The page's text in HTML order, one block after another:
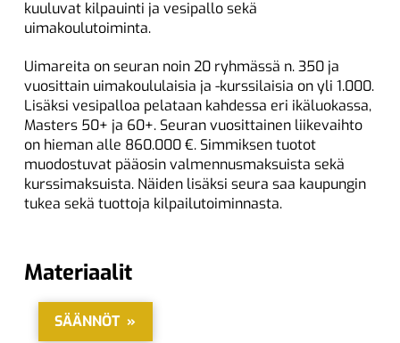
kuuluvat kilpauinti ja vesipallo sekä
uimakoulutoiminta.
Uimareita on seuran noin 20 ryhmässä n. 350 ja
vuosittain uimakoululaisia ja -kurssilaisia on yli 1.000.
Lisäksi vesipalloa pelataan kahdessa eri ikäluokassa,
Masters 50+ ja 60+. Seuran vuosittainen liikevaihto
on hieman alle 860.000 €. Simmiksen tuotot
muodostuvat pääosin valmennusmaksuista sekä
kurssimaksuista. Näiden lisäksi seura saa kaupungin
tukea sekä tuottoja kilpailutoiminnasta.
Materiaalit
SÄÄNNÖT »